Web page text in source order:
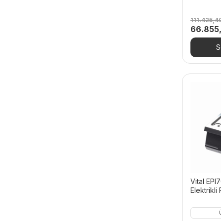
Orijinal
fiyat:
Vital
Elektrikli